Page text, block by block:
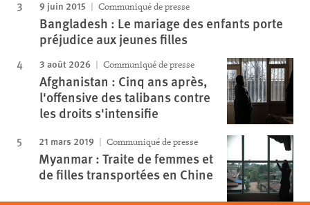
9 juin 2015 Communiqué de presse
Bangladesh : Le mariage des enfants porte
préjudice aux jeunes filles
3 août 2026 Communiqué de presse
Afghanistan : Cinq ans après,
l'offensive des talibans contre
les droits s'intensifie
21 mars 2019 Communiqué de presse
Myanmar : Traite de femmes et
de filles transportées en Chine